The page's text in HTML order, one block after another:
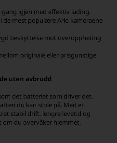
gang igjen med effektiv lading.
de mest populære Arlo kameraene
beskyttelse mot overoppheting
originale eller prisgunstige
uten avbrudd
det batteriet som driver det.
du kan stole på. Med et
stabil drift, lengre levetid og
du overvåker hjemmet,